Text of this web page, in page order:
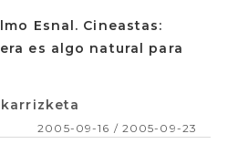
Esnal. Cineastas:
es algo natural para
2005-09-16 / 2005-09-23